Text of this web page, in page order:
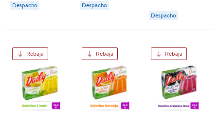
Despacho Despacho
Despacho
Rebaja Rebaja Rebaja